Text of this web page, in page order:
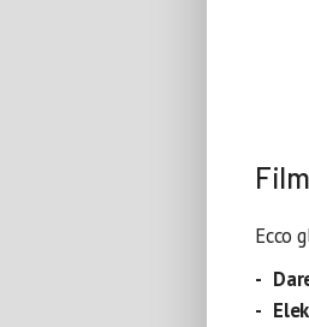
Ecco